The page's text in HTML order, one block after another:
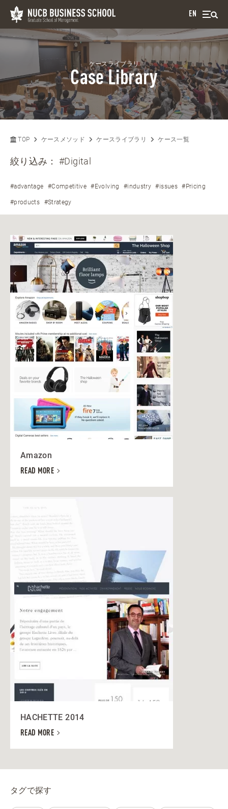
EN
ケースライブラリ
Case Library
TOP ケースメソッド ケースライブラリ ケース一覧
絞り込み：#Digital
#advantage #Competitive #Evolving #industry #issues #Pricing
#products #Strategy
Amazon
READ MORE
HACHETTE 2014
READ MORE
タグで探す